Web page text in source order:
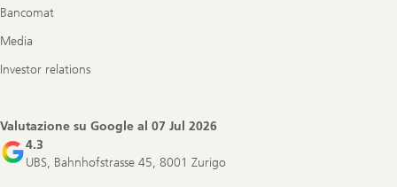
Bancomat
Media
Investor relations
Valutazione su Google al 07 Jul 2026
4.3
UBS, Bahnhofstrasse 45, 8001 Zurigo